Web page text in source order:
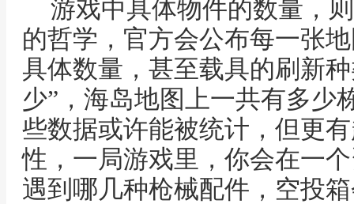
游戏中具体物件的数量，
的哲学，官方会公布每一张
具体数量，甚至载具的刷新
少”，海岛地图上一共有多少
些数据或许能被统计，但更
性，一局游戏里，你会在一
遇到哪几种枪械配件，空投